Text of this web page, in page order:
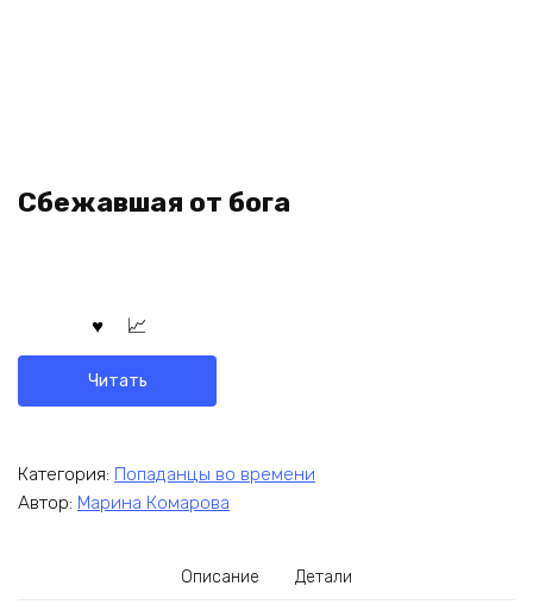
Сбежавшая от бога
Читать
Категория: Попаданцы во времени
Автор: Марина Комарова
Описание Детали